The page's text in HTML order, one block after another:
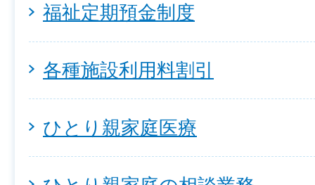
福祉定期預金制度
各種施設利用料割引
ひとり親家庭医療